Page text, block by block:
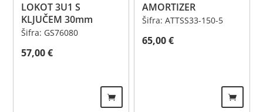
LOKOT 3U1 S
KLJUČEM 30mm
Šifra: GS76080
57,00€
AMORTIZER
Šifra: ATTSS33-150-5
65,00€